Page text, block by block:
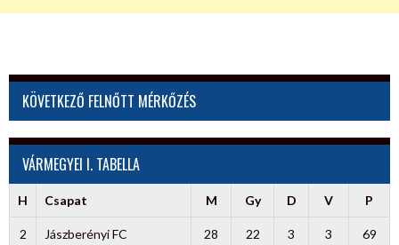
KÖVETKEZŐ FELNŐTT MÉRKŐZÉS
VÁRMEGYEI I. TABELLA
H Csapat M Gy D V P
2 Jászberényi FC 28 22 3 3 69